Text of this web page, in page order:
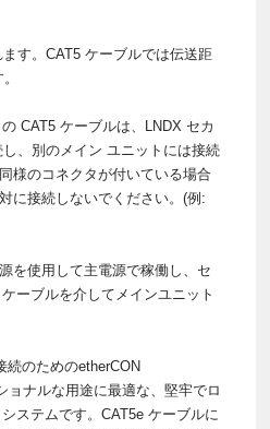
す。CAT5 ケーブルでは伝送距
CAT5 ケーブルは、LNDX セカ
、別のメイン ユニットには接続
様のコネクタが付いている場合
に接続しないでください。(例:
を使用して主電源で稼働し、セ
ーブルを介してメインユニット
続のためのetherCON
ョナルな用途に最適な、堅牢でロ
ステムです。CAT5e ケーブルに